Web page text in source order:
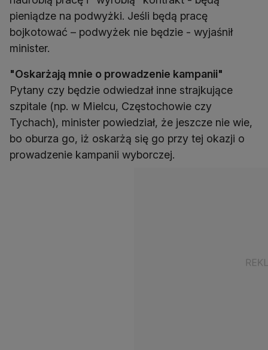
pieniądze na podwyżki. Jeśli będą pracę
bojkotować – podwyżek nie będzie - wyjaśnił
minister.
"Oskarżają mnie o prowadzenie kampanii"
Pytany czy będzie odwiedzał inne strajkujące
szpitale (np. w Mielcu, Częstochowie czy
Tychach), minister powiedział, że jeszcze nie wie,
bo oburza go, iż oskarżą się go przy tej okazji o
prowadzenie kampanii wyborczej.